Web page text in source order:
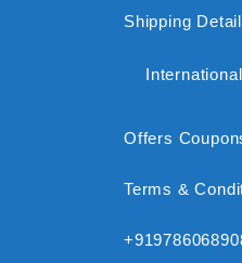
Shipping
Offers
Terms &